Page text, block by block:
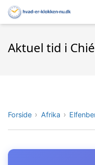
Aktuel tid i
Forside Afrika